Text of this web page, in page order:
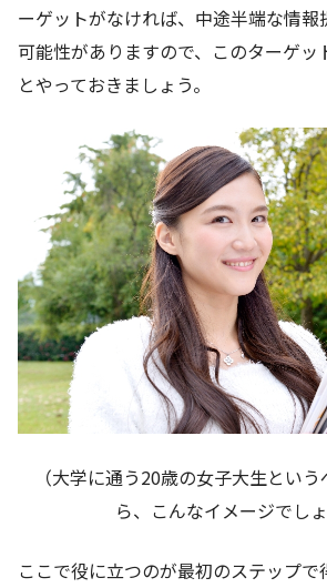
ーゲットがなければ、中途半端な情報
可能性がありますので、このターゲッ
とやっておきましょう。
（大学に通う20歳の女子大生とい
ら、こんなイメージでしょ
ここで役に立つのが最初のステップで